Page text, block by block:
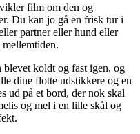
film om den og
Du kan jo gå en frisk tur i
partner eller hund eller
koldt og fast igen, og
dine flotte udstikkere og en
ud på et bord, der nok skal
og mel i en lille skål og